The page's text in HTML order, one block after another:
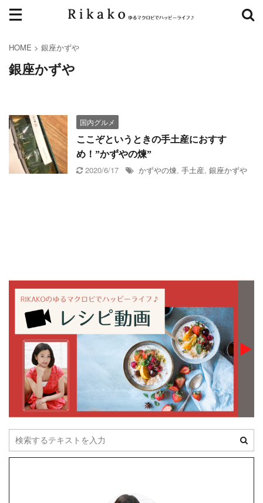
HOME > 銀座かずや
銀座かずや
国内グルメ
ここぞというときの手土産におすす
め！”かずやの煉”
2020/6/17 かずやの煉, 手土産, 銀座かずや